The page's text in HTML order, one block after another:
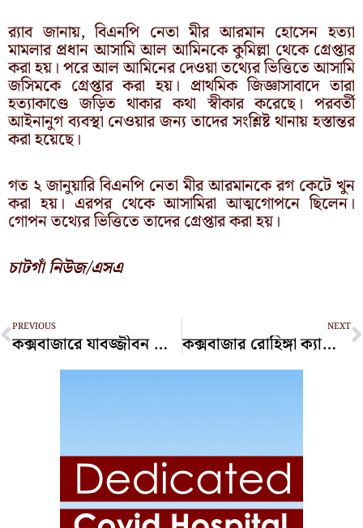
র‍্যাব জানায়, বিএনপি নেতা মীর আরমান হোসেন হত্যা
মামলার প্রধান আসামি আল আমিনকে কুমিল্লা থেকে গ্রেপ্তার
করা হয়। পরে আল আমিনের দেওয়া তথ্যের ভিত্তিতে আসামি
জসিমকে গ্রেপ্তার করা হয়। প্রাথমিক জিজ্ঞাসাবাদে তারা
হত্যাকাণ্ডে জড়িত থাকার কথা স্বীকার করেছে। পরবর্তী
আইনানুগ ব্যবস্থা নেওয়ার জন্য তাদের সংশ্লিষ্ট থানায় হস্তান্তর
করা হয়েছে।
গত ২ জানুয়ারি বিএনপি নেতা মীর আরমানকে রগ কেটে খুন
করা হয়। এরপর থেকে আসামিরা আত্মগোপনে ছিলেন।
গোপন তথ্যের ভিত্তিতে তাদের গ্রেপ্তার করা হয়।
চাটগাঁ নিউজ/এসএ
Prev
PREVIOUS
কক্সবাজারে যাবজ্জীবন সাজাপ্রাপ্ত আসামি গ্রেপ্তার
NEXT
কক্সবাজার রোহিঙ্গা ক্যাম্পে তাহসান দম্পতি